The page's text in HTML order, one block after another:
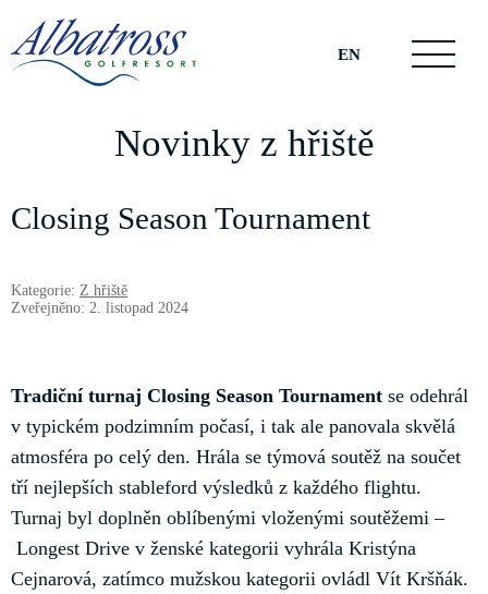
EN
Novinky z hřiště
Closing Season Tournament
Kategorie: Z hřiště
Zveřejněno: 2. listopad 2024
Tradiční turnaj Closing Season Tournament se odehrál
v typickém podzimním počasí, i tak ale panovala skvělá
atmosféra po celý den. Hrála se týmová soutěž na součet
tří nejlepších stableford výsledků z každého flightu.
Turnaj byl doplněn oblíbenými vloženými soutěžemi –
Longest Drive v ženské kategorii vyhrála Kristýna
Cejnarová, zatímco mužskou kategorii ovládl Vít Kršňák.